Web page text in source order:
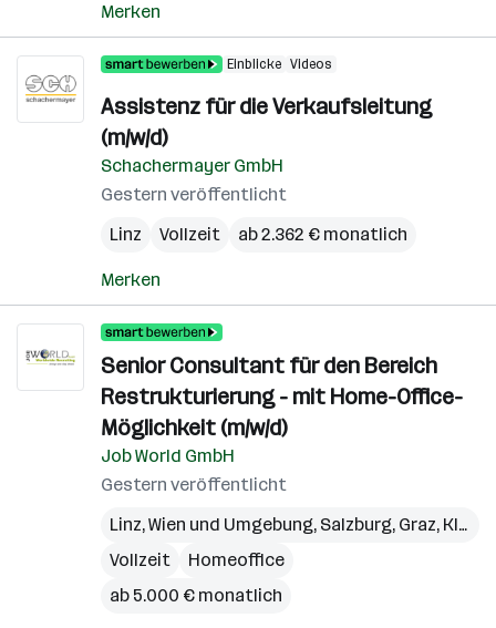
Merken
Einblicke Videos
Assistenz für die Verkaufsleitung
(m/w/d)
Schachermayer GmbH
Gestern veröffentlicht
Linz
Vollzeit ab 2.362 € monatlich
Merken
Senior Consultant für den Bereich
Restrukturierung - mit Home-Office-
Möglichkeit (m/w/d)
Job World GmbH
Gestern veröffentlicht
Linz,Wien und Umgebung, Salzburg, Graz, Klagenfurt
Vollzeit
Homeoffice
ab 5.000 € monatlich